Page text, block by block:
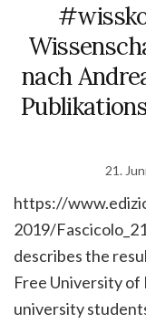
nach
21.
https://
2019/
describes the
Free University of
university